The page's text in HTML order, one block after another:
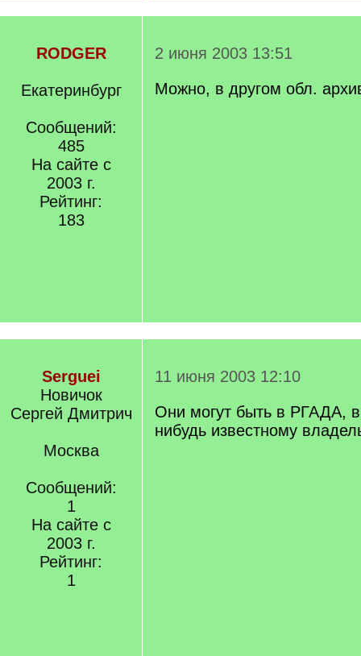
RODGER
Екатеринбург
Сообщений:
485
На сайте с
2003 г.
Рейтинг:
183
2 июня 2003 13:51
Можно, в другом обл.
Serguei
Новичок
Сергей Дмитрич
Москва
Сообщений:
1
На сайте с
2003 г.
Рейтинг:
1
11 июня 2003 12:10
Они могут быть в РГАДА,
нибудь известному